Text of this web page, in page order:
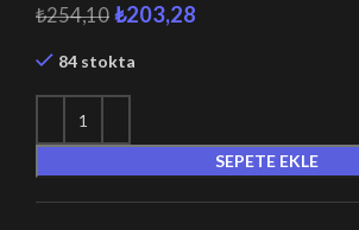
₺254,10 ₺203,28
84 stokta
SEPETE EKLE